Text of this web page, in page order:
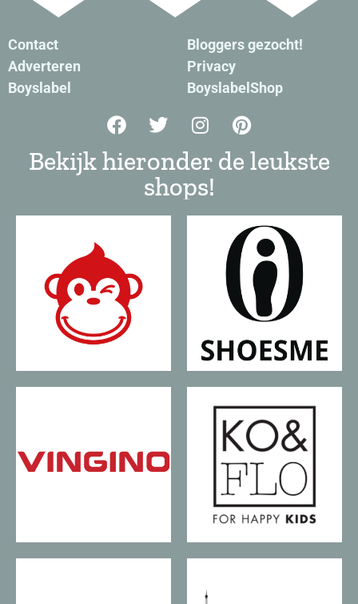
Contact
Adverteren
Boyslabel
Bloggers gezocht!
Privacy
BoyslabelShop
Bekijk hieronder de leukste
shops!